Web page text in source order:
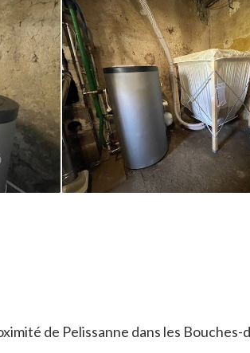
de Pelissanne dans les Bouches-